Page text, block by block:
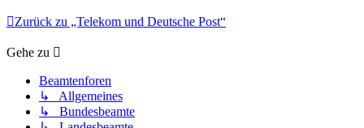
Zurück zu „Telekom und Deutsche Post“
Gehe zu
Beamtenforen
↳ Allgemeines
↳ Bundesbeamte